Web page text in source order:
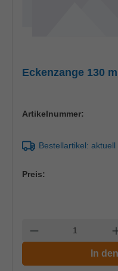
Eckenzange 130
Artikelnummer:
Bestellartikel:
Preis:
Anzahl verringern
In